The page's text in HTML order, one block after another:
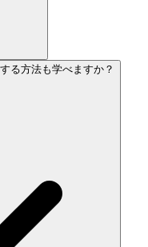
る方法も学べますか？